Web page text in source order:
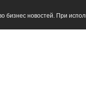
бизнес новостей. При